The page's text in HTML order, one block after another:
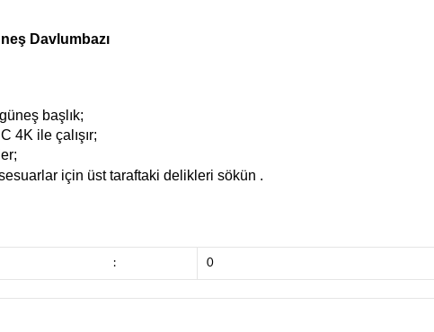
Davlumbazı
başlık;
4K ile çalışır;
için üst taraftaki delikleri sökün .
: 0